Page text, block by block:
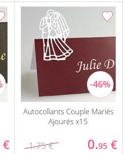
€
Autocollants Couple Mariés
Ajourés x15
1.75 € 0.95 €